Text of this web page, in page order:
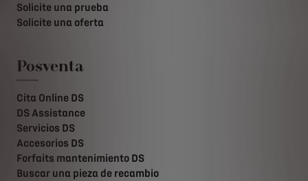
Solicite una prueba
Solicite una oferta
Posventa
Cita Online DS
DS Assistance
Servicios DS
Accesorios DS
Forfaits mantenimiento DS
Buscar una pieza de recambio